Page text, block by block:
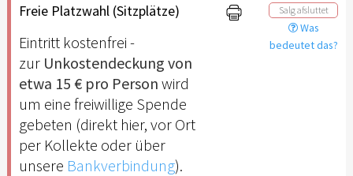
Freie Platzwahl (Sitzplätze)
Eintritt kostenfrei -
zur Unkostendeckung von
etwa 15 € pro Person wird
um eine freiwillige Spende
gebeten (direkt hier, vor Ort
per Kollekte oder über
unsere Bankverbindung).
Salg afsluttet
Was
bedeutet das?